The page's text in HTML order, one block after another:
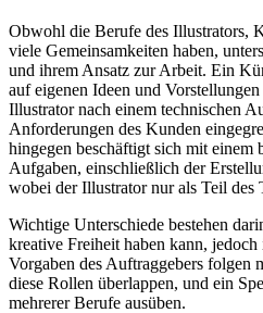
Obwohl die Berufe des Illustrators,
viele Gemeinsamkeiten haben,
und ihrem Ansatz zur Arbeit. Ein
auf eigenen Ideen und
Illustrator nach einem technischen
Anforderungen des Kunden
hingegen beschäftigt sich mit einem
Aufgaben, einschließlich der
wobei der Illustrator nur als Teil des
Wichtige Unterschiede bestehen
kreative Freiheit haben kann,
Vorgaben des Auftraggebers folgen
diese Rollen überlappen, und ein
mehrerer Berufe ausüben.